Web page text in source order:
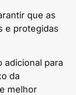
que as
e protegidas
adicional para
da
melhor